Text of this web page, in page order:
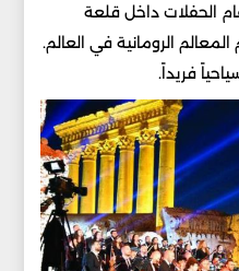
الحفلات داخل قلعة
المعالم الرومانية في العالم.
فريداً.